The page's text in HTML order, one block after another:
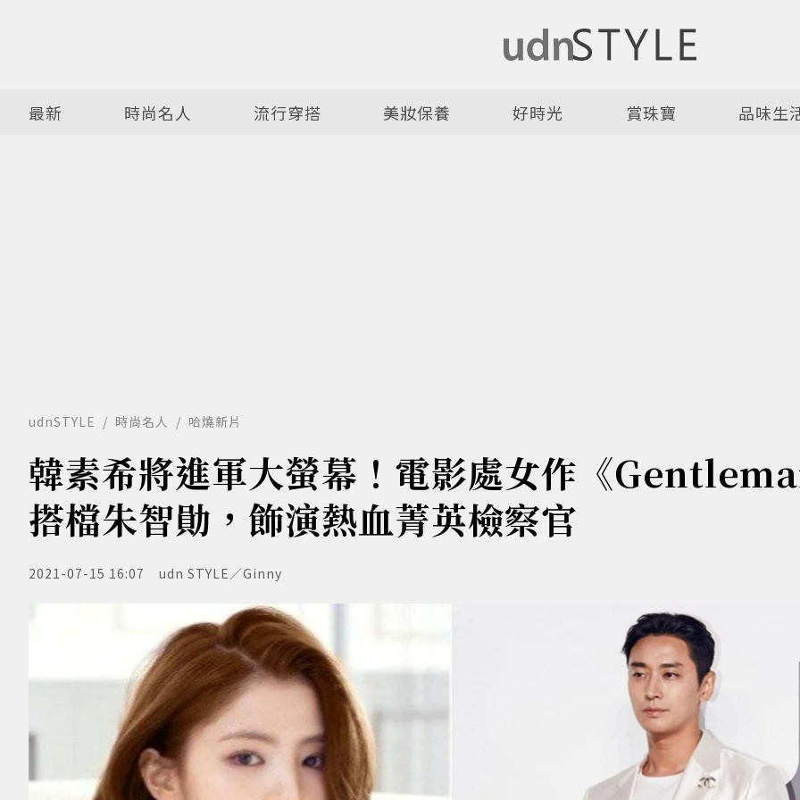
最新 時尚名人 流行穿搭 美妝保養 好時光 賞珠寶 品味生
udnSTYLE 時尚名人 哈燒新片
韓素希將進軍大螢幕！電影處女作《
搭檔朱智勛，飾演熱血菁英檢察官
2021-07-15 16:07 udn STYLE／Ginny